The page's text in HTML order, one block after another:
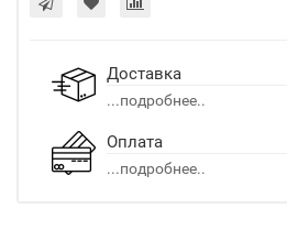
Доставка
...подробнее..
Оплата
...подробнее..